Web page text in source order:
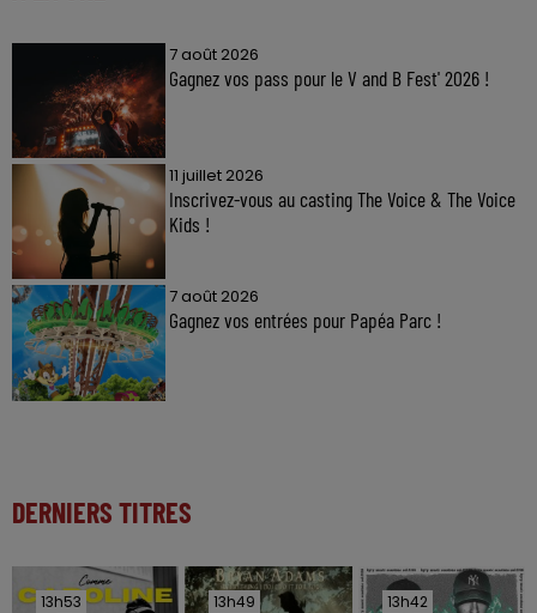
7 août 2026
Gagnez vos pass pour le V and B Fest' 2026 !
11 juillet 2026
Inscrivez-vous au casting The Voice & The Voice
Kids !
7 août 2026
Gagnez vos entrées pour Papéa Parc !
DERNIERS TITRES
13h53
13h53 13h49
13h49 13h42
13h42